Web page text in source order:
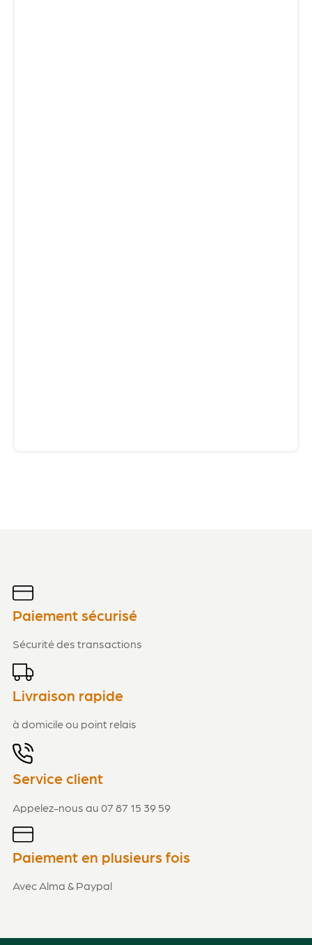
Paiement sécurisé
Sécurité des transactions
Livraison rapide
à domicile ou point relais
Service client
Appelez-nous au 07 87 15 39 59
Paiement en plusieurs fois
Avec Alma & Paypal